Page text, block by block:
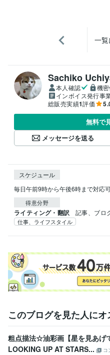
一覧
Sachiko
本人確認
機
インボイス発行事
総販売実績1評価
無料で
メッセージを送る
スケジュール
毎日午前9時から午後6時まで対応可
得意分野
ライティング・翻訳 記事、ブロ
仕事、ライフスタイル
このブログを見た人にオ
粗点描法☆油彩画【星を見あげ
LOOKING UP AT STARS...
コ